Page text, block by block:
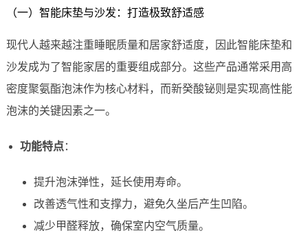
（一）智能床垫与沙发：打造极致舒适感
现代人越来越注重睡眠质量和居家舒适度，因此智能床垫和
沙发成为了智能家居的重要组成部分。这些产品通常采用高
密度聚氨酯泡沫作为核心材料，而新癸酸铋则是实现高性能
泡沫的关键因素之一。
功能特点：
提升泡沫弹性，延长使用寿命。
改善透气性和支撑力，避免久坐后产生凹陷。
减少甲醛释放，确保室内空气质量。